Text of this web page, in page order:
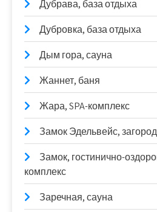
Дубрава, база отдыха
Дубровка, база отдыха
Дым гора, сауна
Жаннет, баня
Жара, SPA-комплекс
Замок Эдельвейс,
Замок, гостинично-
комплекс
Заречная, сауна